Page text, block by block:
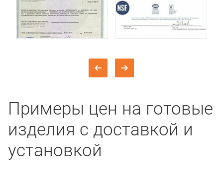
Примеры цен на готовые
изделия с доставкой и
установкой